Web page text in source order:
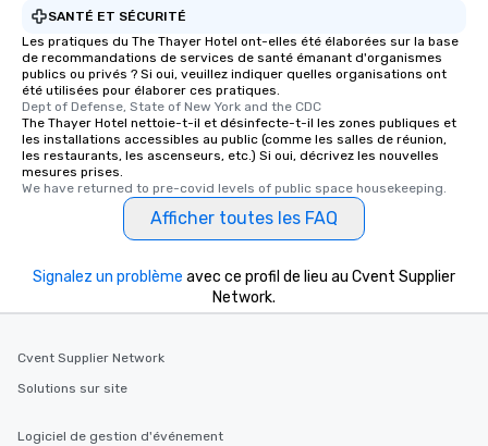
SANTÉ ET SÉCURITÉ
Les pratiques du The Thayer Hotel ont-elles été élaborées sur la base
de recommandations de services de santé émanant d'organismes
publics ou privés ? Si oui, veuillez indiquer quelles organisations ont
été utilisées pour élaborer ces pratiques.
Dept of Defense, State of New York and the CDC
The Thayer Hotel nettoie-t-il et désinfecte-t-il les zones publiques et
les installations accessibles au public (comme les salles de réunion,
les restaurants, les ascenseurs, etc.) Si oui, décrivez les nouvelles
mesures prises.
We have returned to pre-covid levels of public space housekeeping.
Afficher toutes les FAQ
Signalez un problème avec ce profil de lieu au Cvent Supplier
Network.
Cvent Supplier Network
Solutions sur site
Logiciel de gestion d'événement